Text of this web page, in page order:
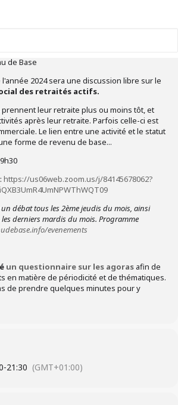
de Base
2024 sera une discussion libre sur le
des retraités actifs.
leur retraite plus ou moins tôt, et
après leur retraite. Parfois celle-ci est
Le lien entre une activité et le statut
forme de revenu de base...
: https://us06web.zoom.us/j/84145678062?
un débat tous les 2ème jeudis du mois, ainsi
derniers mardis du mois. Programme
evenements
un questionnaire sur les agoras afin de
en matière de périodicité et de thématiques.
de prendre quelques minutes pour y
-21:30 (GMT+01:00)